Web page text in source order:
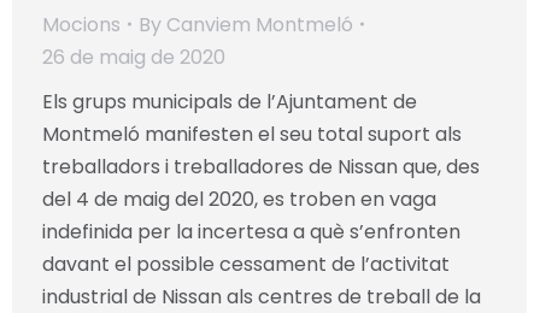
Mocions By Canviem Montmeló
26 de maig de 2020
Els grups municipals de l’Ajuntament de
Montmeló manifesten el seu total suport als
treballadors i treballadores de Nissan que, des
del 4 de maig del 2020, es troben en vaga
indefinida per la incertesa a què s’enfronten
davant el possible cessament de l’activitat
industrial de Nissan als centres de treball de la